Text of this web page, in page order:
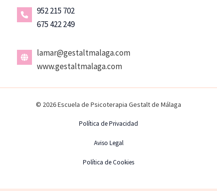
952 215 702
675 422 249
lamar@gestaltmalaga.com
www.gestaltmalaga.com
© 2026 Escuela de Psicoterapia Gestalt de Málaga
Política de Privacidad
Aviso Legal
Política de Cookies